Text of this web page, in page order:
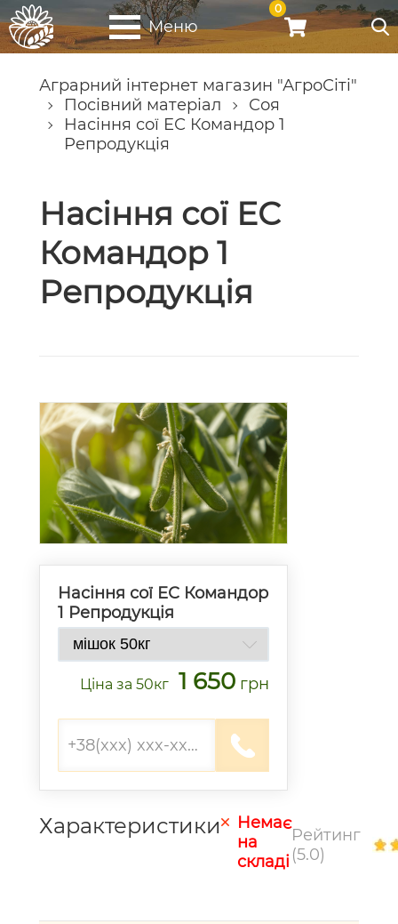
Меню
0
Аграрний інтернет магазин "АгроСіті"
Посівний матеріал
Соя
Насіння сої ЕС Командор 1
Репродукція
Насіння сої ЕС
Командор 1
Репродукція
Насіння сої ЕС Командор
1 Репродукція
Ціна за 50кг 1 650 грн
Характеристики
Немає
на
складі
Рейтинг
(5.0)